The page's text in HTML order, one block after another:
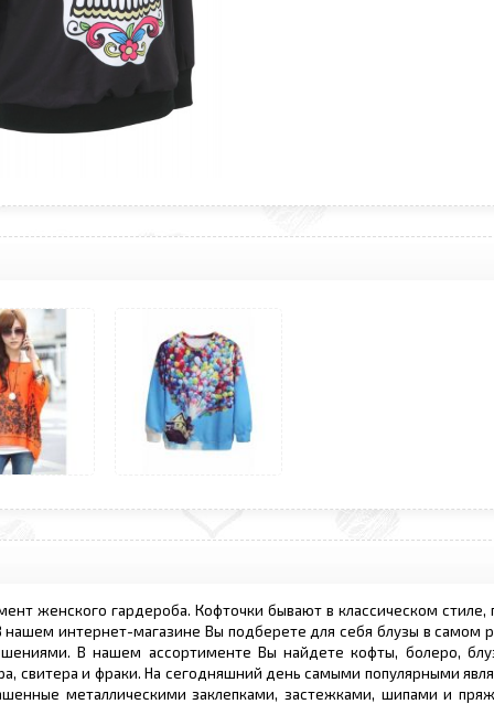
женского гардероба. Кофточки бывают в классическом стиле,
нашем интернет-магазине Вы подберете для себя блузы в самом
В нашем ассортименте Вы найдете кофты, болеро,
свитера и фраки. На сегодняшний день самыми популярными
металлическими заклепками, застежками, шипами и